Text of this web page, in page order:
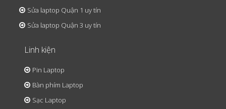
Sửa laptop Quận 1 uy tín
Sửa laptop Quận 3 uy tín
Linh kiện
Pin Laptop
Bàn phím Laptop
Sạc Laptop